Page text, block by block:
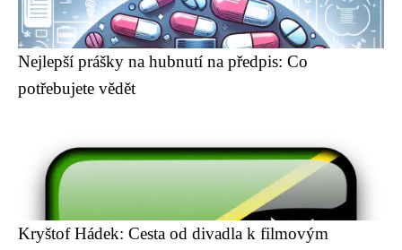
Nejlepší prášky na hubnutí na předpis: Co
potřebujete vědět
Kryštof Hádek: Cesta od divadla k filmovým